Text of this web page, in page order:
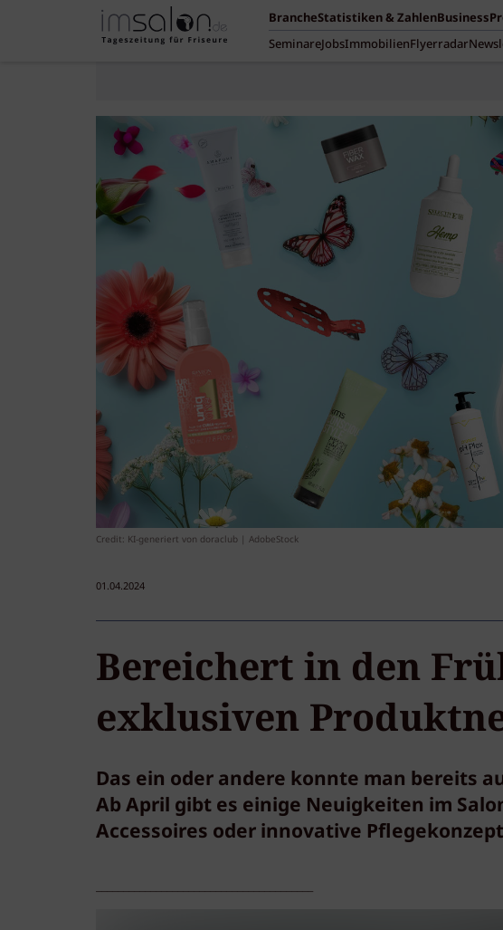
BrancheStatistiken & ZahlenBusiness
SeminareJobsImmobilienFlyerradar
Credit: KI-generiert von doraclub | AdobeStock
01.04.2024
Bereichert in den
exklusiven
Das ein oder andere konnte man bereits
Ab April gibt es einige Neuigkeiten im
Accessoires oder innovative
________________________________________